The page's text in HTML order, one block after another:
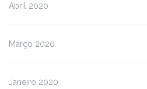
Abril 2020
Março 2020
Janeiro 2020